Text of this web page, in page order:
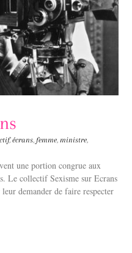
,écrans, femme, ministre,
une portion congrue aux
Le collectif Sexisme sur Ecrans
demander de faire respecter